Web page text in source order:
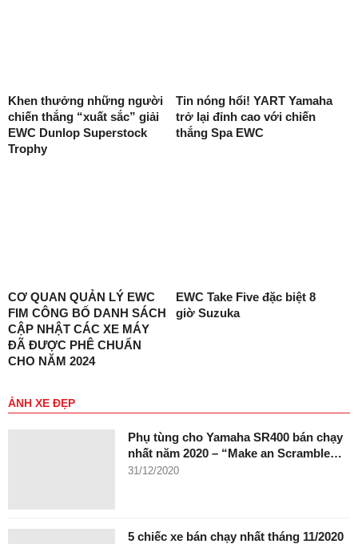
Khen thưởng những người
chiến thắng “xuất sắc” giải
EWC Dunlop Superstock
Trophy
Tin nóng hổi! YART Yamaha
trở lại đỉnh cao với chiến
thắng Spa EWC
CƠ QUAN QUẢN LÝ EWC
FIM CÔNG BỐ DANH SÁCH
CẬP NHẬT CÁC XE MÁY
ĐÃ ĐƯỢC PHÊ CHUẨN
CHO NĂM 2024
EWC Take Five đặc biệt 8
giờ Suzuka
ẢNH XE ĐẸP
Phụ tùng cho Yamaha SR400 bán chạy
nhất năm 2020 – “Make an Scramble…
31/12/2020
5 chiếc xe bán chạy nhất tháng 11/2020